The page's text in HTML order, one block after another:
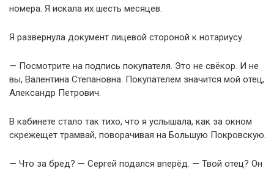
номера. Я искала их шесть месяцев.
Я развернула документ лицевой стороной к нотариусу.
— Посмотрите на подпись покупателя. Это не свёкор. И не
вы, Валентина Степановна. Покупателем значится мой отец,
Александр Петрович.
В кабинете стало так тихо, что я услышала, как за окном
скрежещет трамвай, поворачивая на Большую Покровскую.
— Что за бред? — Сергей подался вперёд. — Твой отец? Он